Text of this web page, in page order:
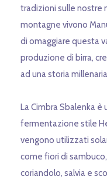
tradizioni sulle nostre
montagne vivono
di omaggiare questa
produzione di birra,
ad una storia
La Cimbra Sbalenka è
fermentazione stile
vengono utilizzati
come fiori di
coriandolo, salvia e